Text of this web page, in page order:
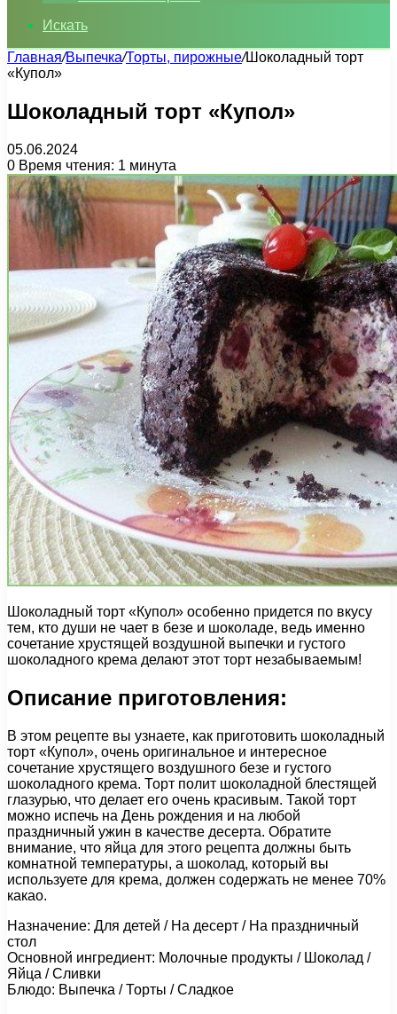
Искать
Главная/Выпечка/Торты, пирожные/Шоколадный торт
«Купол»
Шоколадный торт «Купол»
05.06.2024
0 Время чтения: 1 минута
Шоколадный торт «Купол» особенно придется по вкусу
тем, кто души не чает в безе и шоколаде, ведь именно
сочетание хрустящей воздушной выпечки и густого
шоколадного крема делают этот торт незабываемым!
Описание приготовления:
В этом рецепте вы узнаете, как приготовить шоколадный
торт «Купол», очень оригинальное и интересное
сочетание хрустящего воздушного безе и густого
шоколадного крема. Торт полит шоколадной блестящей
глазурью, что делает его очень красивым. Такой торт
можно испечь на День рождения и на любой
праздничный ужин в качестве десерта. Обратите
внимание, что яйца для этого рецепта должны быть
комнатной температуры, а шоколад, который вы
используете для крема, должен содержать не менее 70%
какао.
Назначение: Для детей / На десерт / На праздничный
стол
Основной ингредиент: Молочные продукты / Шоколад /
Яйца / Сливки
Блюдо: Выпечка / Торты / Сладкое